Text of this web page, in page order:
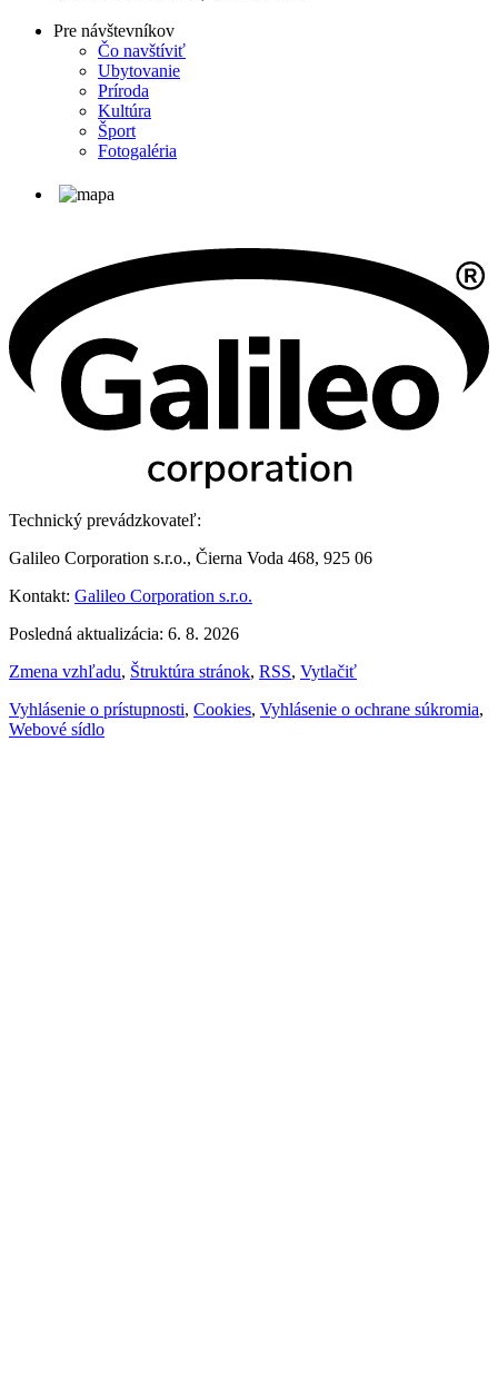
Pre návštevníkov
Čo navštíviť
Ubytovanie
Príroda
Kultúra
Šport
Fotogaléria
Technický prevádzkovateľ:
Galileo Corporation s.r.o., Čierna Voda 468, 925 06
Kontakt: Galileo Corporation s.r.o.
Posledná aktualizácia: 6. 8. 2026
Zmena vzhľadu, Štruktúra stránok, RSS, Vytlačiť
Vyhlásenie o prístupnosti, Cookies, Vyhlásenie o ochrane súkromia,
Webové sídlo